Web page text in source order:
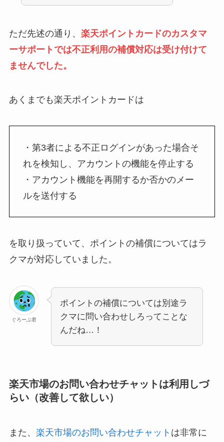
ただ先述の通り、 楽天ポイントカードのカスタマ
ーサポートでは不正利用の補償対応は受け付けて
ませんでした。
あくまでも楽天ポイントカードは
・第3者による不正ログインがあった場合そ
れを検知し、アカウントの機能を停止する
・アカウント機能を再開するか否かのメー
ルを送付する
を取り扱っていて、ポイントの補償についてはラ
クマが対応していました。
ぐろーぶ君
ポイントの補償については別途ラ
クマに問い合わせしろってことな
んだね…！
楽天市場のお問い合わせチャットは利用しづ
らい（改善して欲しい）
また、 楽天市場のお問い合わせチャット は非常に